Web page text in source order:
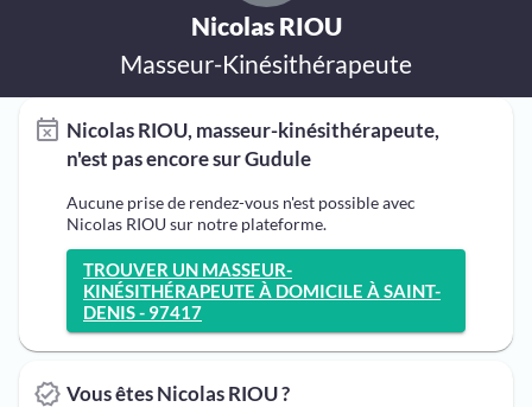
Nicolas RIOU
Masseur-Kinésithérapeute
Nicolas RIOU, masseur-kinésithérapeute,
n'est pas encore sur Gudule
Aucune prise de rendez-vous n'est possible avec
Nicolas RIOU sur notre plateforme.
TROUVER UN MASSEUR-
KINÉSITHÉRAPEUTE À DOMICILE À SAINT-
DENIS - 97417
Vous êtes Nicolas RIOU ?